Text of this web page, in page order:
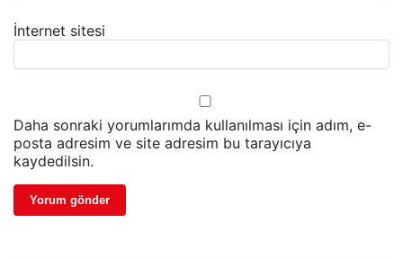
İnternet sitesi
Daha sonraki yorumlarımda kullanılması için adım, e-
posta adresim ve site adresim bu tarayıcıya
kaydedilsin.